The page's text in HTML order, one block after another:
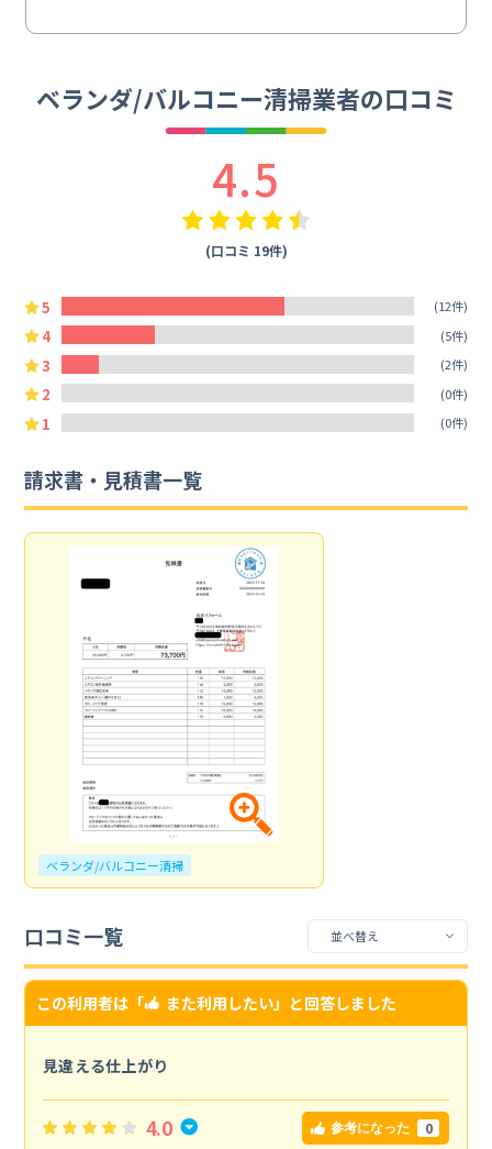
ベランダ/バルコニー清掃業者の口コミ
4.5
(口コミ 19件)
5 (12件)
4 (5件)
3 (2件)
2 (0件)
1 (0件)
請求書・見積書一覧
ベランダ/バルコニー清掃
口コミ一覧
この利用者は「 また利用したい」と回答しました
見違える仕上がり
4.0 参考になった 0